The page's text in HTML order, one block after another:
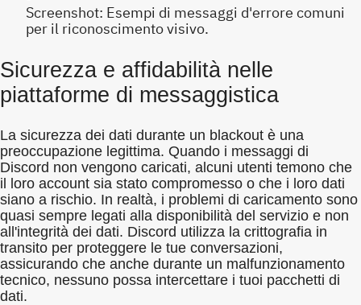
Screenshot: Esempi di messaggi d'errore comuni
per il riconoscimento visivo.
Sicurezza e affidabilità nelle
piattaforme di messaggistica
La sicurezza dei dati durante un blackout è una
preoccupazione legittima. Quando i messaggi di
Discord non vengono caricati, alcuni utenti temono che
il loro account sia stato compromesso o che i loro dati
siano a rischio. In realtà, i problemi di caricamento sono
quasi sempre legati alla disponibilità del servizio e non
all'integrità dei dati. Discord utilizza la crittografia in
transito per proteggere le tue conversazioni,
assicurando che anche durante un malfunzionamento
tecnico, nessuno possa intercettare i tuoi pacchetti di
dati.